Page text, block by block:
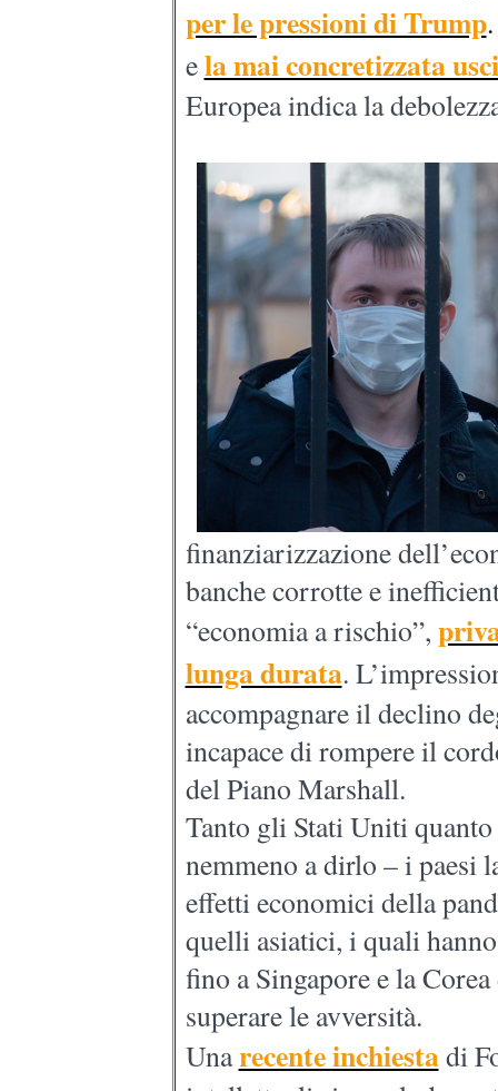
per le pressioni di Trump
ela mai concretizzata
Europea indica la
finanziarizzazione
banche corrotte e
“economia a rischio”,
lunga durata.
accompagnare il declino
incapace di rompere il
del Piano Marshall.
Tanto gli Stati Uniti
nemmeno a dirlo – i paesi
effetti economici della
quelli asiatici, i quali
fino a Singapore e la
superare le avversità.
Unarecente inchiestadi